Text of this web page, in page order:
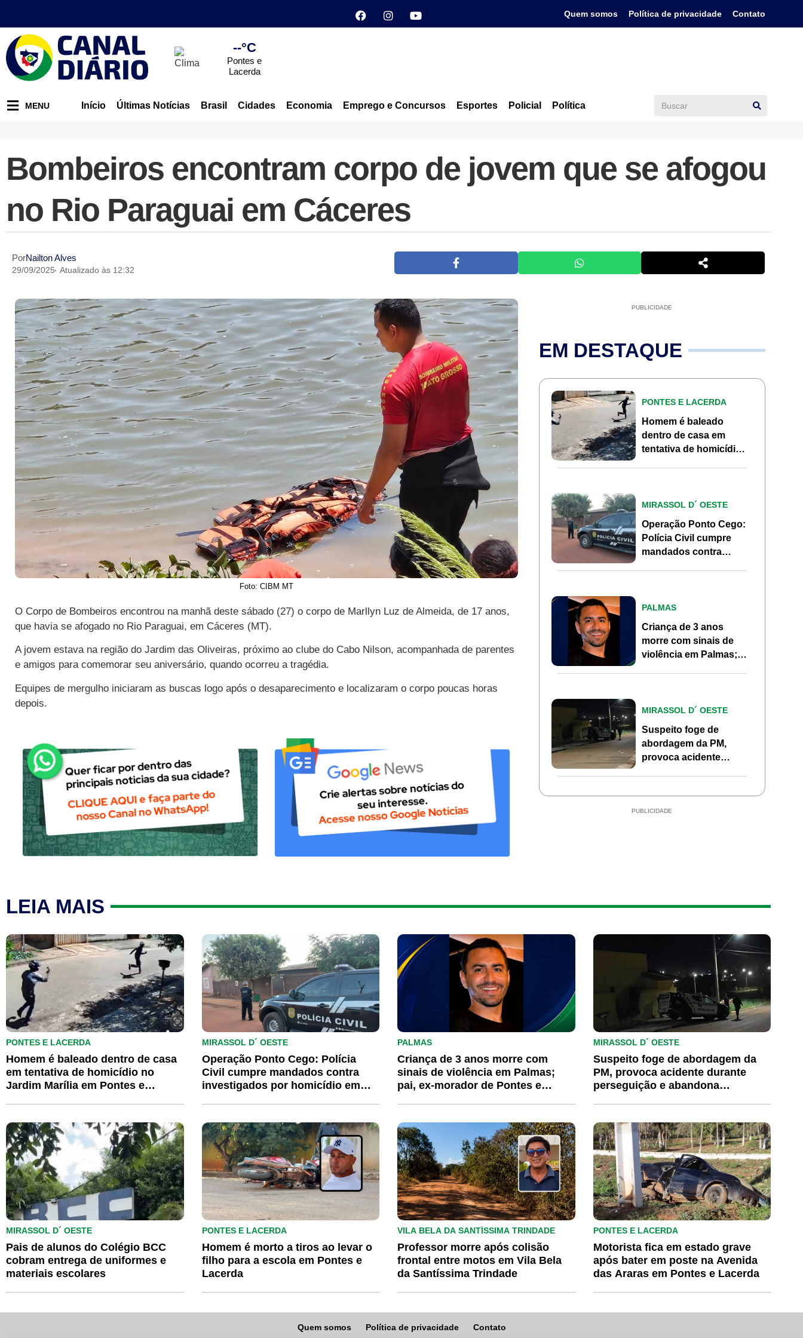
Quem somos Política de privacidade Contato
--°C
Pontes e
Lacerda
MENU Início Últimas Notícias Brasil Cidades Economia Emprego e Concursos Esportes Policial Política
Bombeiros encontram corpo de jovem que se afogou
no Rio Paraguai em Cáceres
PorNailton Alves
29/09/2025 Atualizado às 12:32
Foto: CIBM MT
O Corpo de Bombeiros encontrou na manhã deste sábado (27) o corpo de Marllyn Luz de Almeida, de 17 anos,
que havia se afogado no Rio Paraguai, em Cáceres (MT).
A jovem estava na região do Jardim das Oliveiras, próximo ao clube do Cabo Nilson, acompanhada de parentes
e amigos para comemorar seu aniversário, quando ocorreu a tragédia.
Equipes de mergulho iniciaram as buscas logo após o desaparecimento e localizaram o corpo poucas horas
depois.
PUBLICIDADE
EM DESTAQUE
PONTES E LACERDA
Homem é baleado
dentro de casa em
tentativa de homicídio
MIRASSOL D´ OESTE
Operação Ponto Cego:
Polícia Civil cumpre
mandados contra
PALMAS
Criança de 3 anos
morre com sinais de
violência em Palmas;
MIRASSOL D´ OESTE
Suspeito foge de
abordagem da PM,
provoca acidente
em Mirassol d’Oeste
PUBLICIDADE
LEIA MAIS
PONTES E LACERDA
Homem é baleado dentro de casa
em tentativa de homicídio no
Jardim Marília em Pontes e
MIRASSOL D´ OESTE
Operação Ponto Cego: Polícia
Civil cumpre mandados contra
investigados por homicídio em
PALMAS
Criança de 3 anos morre com
sinais de violência em Palmas;
pai, ex-morador de Pontes e
MIRASSOL D´ OESTE
Suspeito foge de abordagem da
PM, provoca acidente durante
perseguição e abandona
MIRASSOL D´ OESTE
Pais de alunos do Colégio BCC
cobram entrega de uniformes e
materiais escolares
PONTES E LACERDA
Homem é morto a tiros ao levar o
filho para a escola em Pontes e
Lacerda
VILA BELA DA SANTÍSSIMA TRINDADE
Professor morre após colisão
frontal entre motos em Vila Bela
da Santíssima Trindade
PONTES E LACERDA
Motorista fica em estado grave
após bater em poste na Avenida
das Araras em Pontes e Lacerda
Quem somos Política de privacidade Contato